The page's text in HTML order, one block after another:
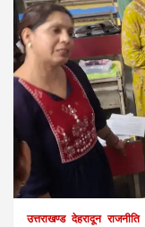
उत्तराखण्ड देहरादून राजनीति